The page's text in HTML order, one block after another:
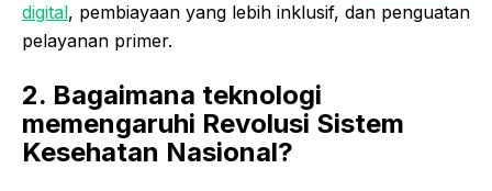
digital, pembiayaan yang lebih inklusif, dan penguatan
pelayanan primer.
2. Bagaimana teknologi
memengaruhi Revolusi Sistem
Kesehatan Nasional?